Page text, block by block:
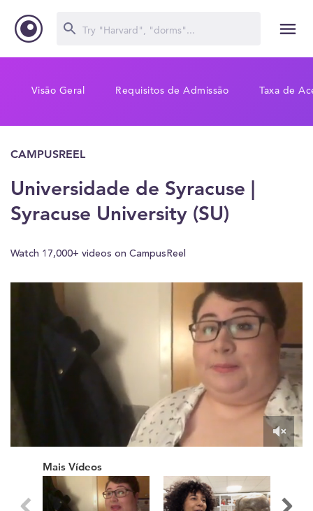
Visão Geral Requisitos de Admissão Taxa de
CAMPUSREEL
Universidade de Syracuse |
Syracuse University (SU)
Watch 17,000+ videos on CampusReel
Mais Vídeos